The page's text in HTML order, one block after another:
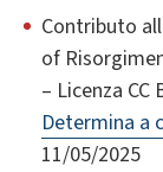
Contributo
of
– Licenza CC
Determina a
11/05/2025